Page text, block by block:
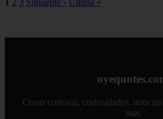
1 2 3 Siguiente › Última »
Cosas curiosas, curiosidades,
mas